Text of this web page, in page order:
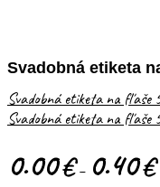
Svadobná etiketa
Svadobná etiketa na fľaše
Svadobná etiketa na fľaše
0.00€– 0.40€